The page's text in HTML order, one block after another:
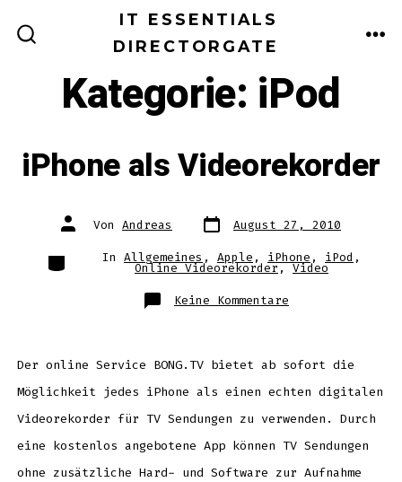
Inhalt
IT ESSENTIALS
DIRECTORGATE
Kategorie: iPod
iPhone als Videorekorder
Autor
des Von Andreas Datum
des
August 27, 2010
Kategorien
In Allgemeines , Apple , iPhone , iPod ,
Online Videorekorder,Video
Keine Kommentare
iPhone
Der online Service BONG.TV bietet ab sofort die
Möglichkeit jedes iPhone als einen echten digitalen
Videorekorder für TV Sendungen zu verwenden. Durch
eine kostenlos angebotene App können TV Sendungen
ohne zusätzliche Hard- und Software zur Aufnahme